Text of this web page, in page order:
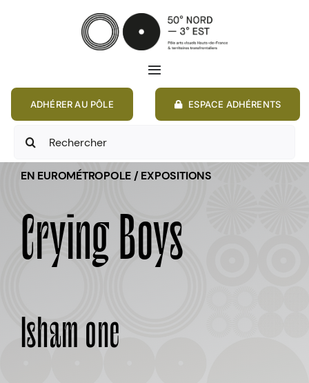
Toggle
Navigation
ANNONCES
ADHÉRER AU PÔLE ESPACE ADHÉRENTS
Rechercher:
EN EUROMÉTROPOLE / EXPOSITIONS
Crying Boys
Isham one